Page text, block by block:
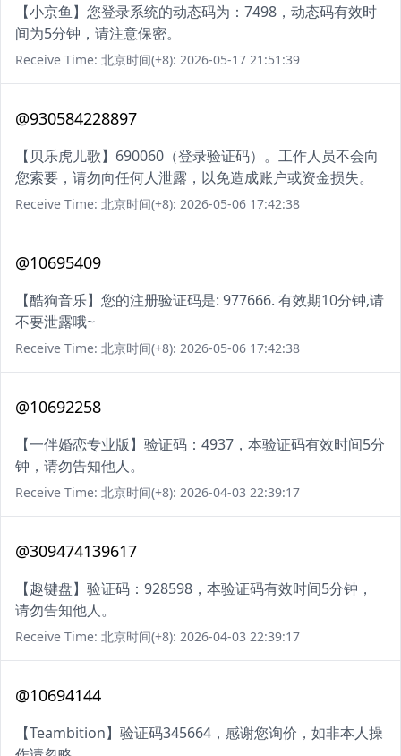
【小京鱼】您登录系统的动态码为：7498，动态码有效时
间为5分钟，请注意保密。
Receive Time: 北京时间(+8): 2026-05-17 21:51:39
@930584228897
【贝乐虎儿歌】690060（登录验证码）。工作人员不会向
您索要，请勿向任何人泄露，以免造成账户或资金损失。
Receive Time: 北京时间(+8): 2026-05-06 17:42:38
@10695409
【酷狗音乐】您的注册验证码是: 977666. 有效期10分钟,请
不要泄露哦~
Receive Time: 北京时间(+8): 2026-05-06 17:42:38
@10692258
【一伴婚恋专业版】验证码：4937，本验证码有效时间5分
钟，请勿告知他人。
Receive Time: 北京时间(+8): 2026-04-03 22:39:17
@309474139617
【趣键盘】验证码：928598，本验证码有效时间5分钟，
请勿告知他人。
Receive Time: 北京时间(+8): 2026-04-03 22:39:17
@10694144
【Teambition】验证码345664，感谢您询价，如非本人操